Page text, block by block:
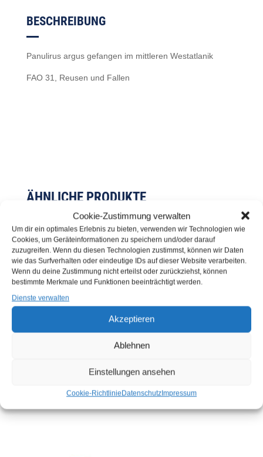
Cookie-Zustimmung verwalten
Um dir ein optimales Erlebnis zu bieten, verwenden wir Technologien wie
Cookies, um Geräteinformationen zu speichern und/oder darauf
zuzugreifen. Wenn du diesen Technologien zustimmst, können wir Daten
wie das Surfverhalten oder eindeutige IDs auf dieser Website verarbeiten.
Wenn du deine Zustimmung nicht erteilst oder zurückziehst, können
bestimmte Merkmale und Funktionen beeinträchtigt werden.
Dienste verwalten
Akzeptieren
Ablehnen
Einstellungen ansehen
Cookie-RichtlinieDatenschutzImpressum
BESCHREIBUNG
Panulirus argus gefangen im mittleren Westatlanik
FAO 31, Reusen und Fallen
ÄHNLICHE PRODUKTE
SEELACHSFILET
KURZFORM PANIERT
hier
anmelden, bevor Sie
TK FISCHFRIKADELLEN
PANIERT
*VORGEBRATEN* 75G
Sie müssen sich
anmelden, bevor Sie